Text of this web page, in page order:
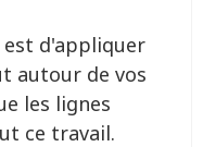
d'appliquer
autour de vos
les lignes
ce travail.